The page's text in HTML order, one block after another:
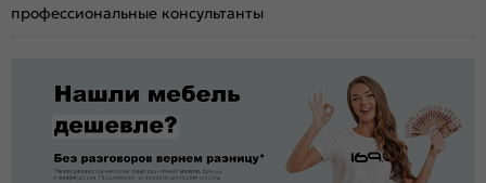
профессиональные консультанты